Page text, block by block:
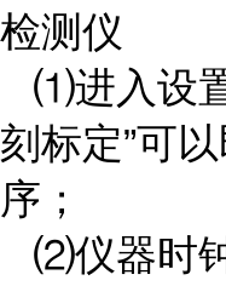
检测仪
⑴进入设
刻标定”可
序；
⑵仪器时